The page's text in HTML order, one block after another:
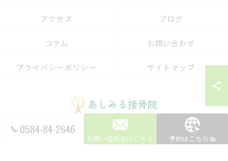
0584-84-2646
お問い合わせはこちら 予約はこちら
アクセス ブログ
コラム お問い合わせ
プライバシーポリシー サイトマップ
© 2026 岐阜県大垣の接骨院ならあしみる接骨院・整体院 ALL RIGHTS RESERVED.